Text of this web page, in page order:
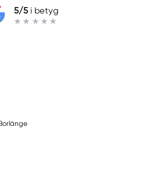
5/5i betyg